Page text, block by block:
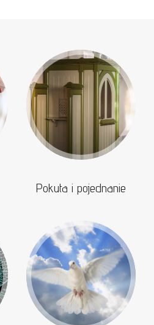
Pokuta i pojednanie